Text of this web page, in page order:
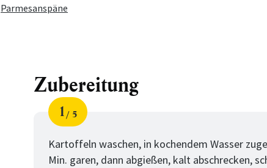
Parmesanspäne
Zubereitung
Schritt
1
von
5
Kartoffeln waschen, in kochendem Wasser
Min. garen, dann abgießen, kalt abschrecken,